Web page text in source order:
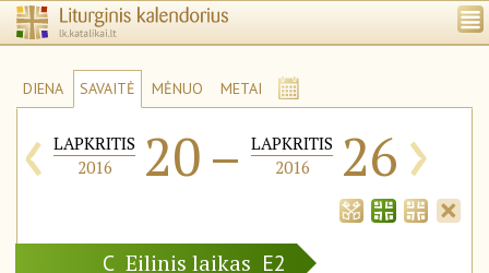
DIENA SAVAITĖ MĖNUO METAI
‹ LAPKRITIS
2016
20– LAPKRITIS
2016
26 ›
C Eilinis laikas E2